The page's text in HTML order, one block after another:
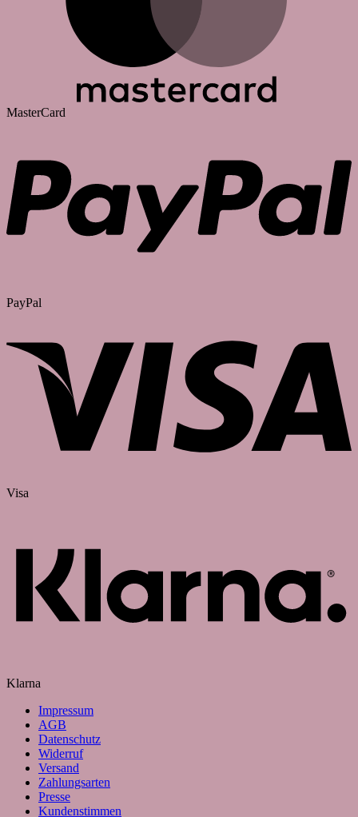
MasterCard
PayPal
Visa
Klarna
Impressum
AGB
Datenschutz
Widerruf
Versand
Zahlungsarten
Presse
Kundenstimmen